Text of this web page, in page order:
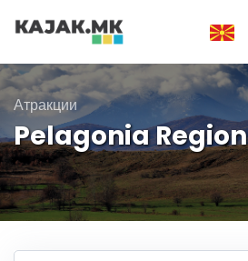
Атракции
Pelagonia Region